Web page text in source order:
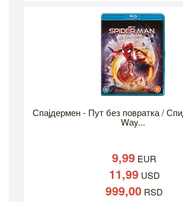
Спајдермен - Пут без повратка /
Wаy...
9,99 EUR
11,99USD
999,00 RSD